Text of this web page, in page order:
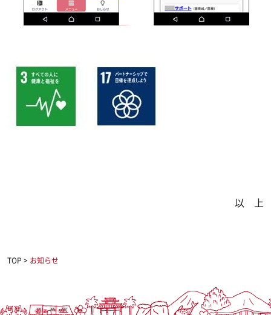
以 上
TOP > お知らせ